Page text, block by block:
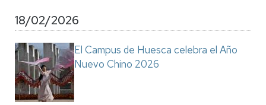
18/02/2026
El Campus de Huesca celebra el Año
Nuevo Chino 2026